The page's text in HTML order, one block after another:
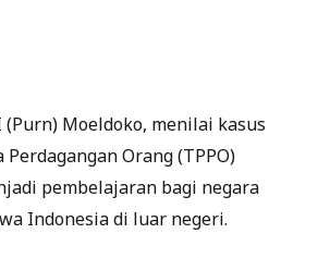
Moeldoko, menilai kasus
Orang (TPPO)
pembelajaran bagi negara
Indonesia di luar negeri.